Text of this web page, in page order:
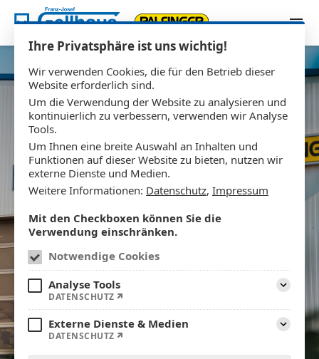
FRANZ-JOSEF GELLHAUS
Ihr Partner für Stahlbau
und Fahrzeugbau in Vechta
MEHR ERFAHREN
KONTAKT
Ihre Privatsphäre ist uns wichtig!
Wir verwenden Cookies, die für den Betrieb dieser
Website erforderlich sind.
Um die Verwendung der Website zu analysieren und
kontinuierlich zu verbessern, verwenden wir Analyse
Tools.
Um Ihnen eine breite Auswahl an Inhalten und
Funktionen auf dieser Website zu bieten, nutzen wir
externe Dienste und Medien.
Weitere Informationen: Datenschutz, Impressum
Mit den Checkboxen können Sie die
Verwendung einschränken.
Notwendige Cookies
Analyse Tools
DATENSCHUTZ
Externe Dienste & Medien
DATENSCHUTZ